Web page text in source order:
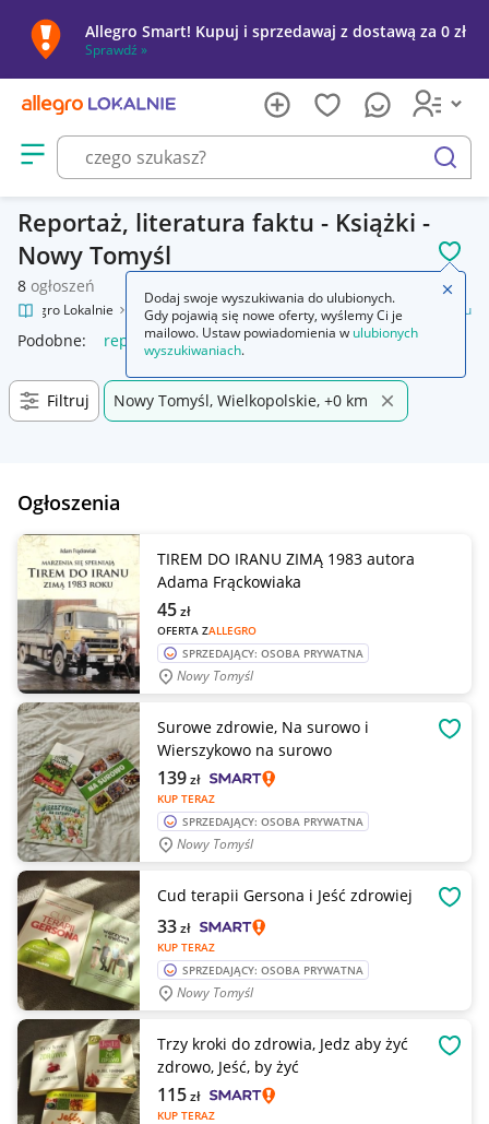
Allegro Smart! Kupuj i sprzedawaj z dostawą za 0 zł
Sprawdź »
Otwórz menu z kategoriami
szukaj
Reportaż, literatura faktu - Książki -
Nowy Tomyśl
8 ogłoszeń
Allegro Lokalnie Kultura i rozrywka Książki Reportaż, literatura faktu
Podobne: reportaż literatura faktu
Filtruj Nowy Tomyśl, Wielkopolskie, +0 km
Ogłoszenia
TIREM DO IRANU ZIMĄ 1983 autora
Adama Frąckowiaka
OFERTA ZALLEGRO
45zł
SPRZEDAJĄCY: OSOBA PRYWATNA
Nowy Tomyśl
Surowe zdrowie, Na surowo i
Wierszykowo na surowo
KUP TERAZ
139zł
SPRZEDAJĄCY: OSOBA PRYWATNA
Nowy Tomyśl
Cud terapii Gersona i Jeść zdrowiej
KUP TERAZ
33zł
SPRZEDAJĄCY: OSOBA PRYWATNA
Nowy Tomyśl
Trzy kroki do zdrowia, Jedz aby żyć
zdrowo, Jeść, by żyć
KUP TERAZ
115zł
Dodaj swoje wyszukiwania do ulubionych.
Gdy pojawią się nowe oferty, wyślemy Ci je
mailowo. Ustaw powiadomienia w ulubionych
wyszukiwaniach.